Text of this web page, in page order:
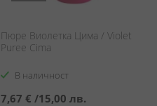
Пюре Виолетка Цима / Violet
Puree Cima
В наличност
7,67 € /15,00 лв.